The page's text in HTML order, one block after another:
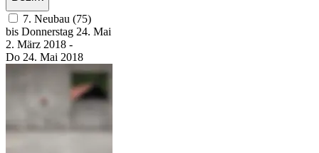
7. Neubau (75)
bis Donnerstag 24. Mai
2. März 2018 -
Do 24. Mai 2018